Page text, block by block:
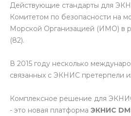
Действующие стандарты для
Комитетом по безопасности на
Морской Организацией (ИМО) в
(82).
В 2015 году несколько
связанных с ЭКНИС претерпели
Комплексное решение для
- это новая платформа ЭКНИС